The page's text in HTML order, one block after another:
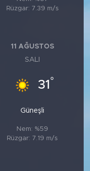
Rüzgar: 7.39 m/s
11 AĞUSTOS
SALI
31 °
Güneşli
Nem: %59
Rüzgar: 7.19 m/s